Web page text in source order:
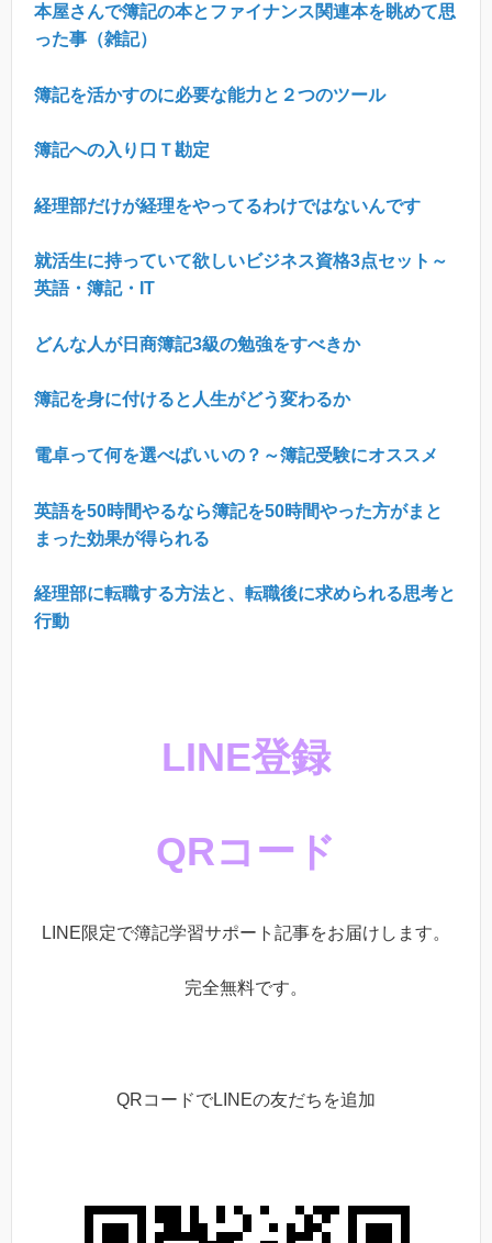
本屋さんで簿記の本とファイナンス関連本を眺めて思
った事（雑記）
簿記を活かすのに必要な能力と２つのツール
簿記への入り口Ｔ勘定
経理部だけが経理をやってるわけではないんです
就活生に持っていて欲しいビジネス資格3点セット～
英語・簿記・IT
どんな人が日商簿記3級の勉強をすべきか
簿記を身に付けると人生がどう変わるか
電卓って何を選べばいいの？～簿記受験にオススメ
英語を50時間やるなら簿記を50時間やった方がまと
まった効果が得られる
経理部に転職する方法と、転職後に求められる思考と
行動
LINE登録
QRコード
LINE限定で簿記学習サポート記事をお届けします。
完全無料です。
QRコードでLINEの友だちを追加